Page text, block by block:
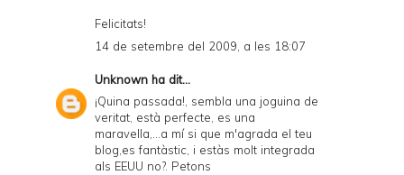
Felicitats!
14 de setembre del 2009, a les 18:07
Unknown ha dit...
¡Quina passada!, sembla una joguina de
veritat, està perfecte, es una
maravella,...a mí si que m'agrada el teu
blog,es fantàstic, i estàs molt integrada
als EEUU no?. Petons